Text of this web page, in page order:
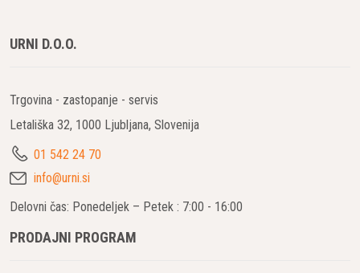
paleto betonskih vibratorjev, ki so zasnovani za izpolnjevanje
Značilnosti Husqvarna AME 1600 Kompleta
Husqvarna AME 1600 komplet vključuje raznolik nabor
notranjih vibratorjev za beton, ki omogočajo učinkovito
vibriranje v različnih gradbenih scenarijih. Od visokofrekvenčnih
pa vse do modularnih vibratorjev z upogibno gredjo –
URNI D.O.O.
Trgovina - zastopanje - servis
Letališka 32, 1000 Ljubljana, Slovenija
01 542 24 70
info@urni.si
Delovni čas: Ponedeljek – Petek : 7:00 - 16:00
PRODAJNI PROGRAM